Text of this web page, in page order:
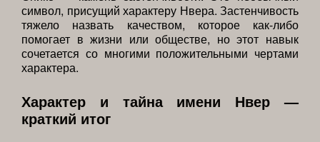
символ, присущий характеру Нвера. Застенчивость
тяжело назвать качеством, которое как-либо
помогает в жизни или обществе, но этот навык
сочетается со многими положительными чертами
характера.
Характер и тайна имени Нвер —
краткий итог